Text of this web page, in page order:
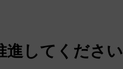
進してください